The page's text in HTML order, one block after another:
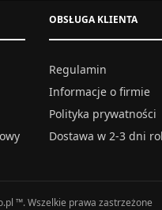
OBSŁUGA KLIENTA
Regulamin
Informacje o firmie
Polityka prywatności
Dostawa w 2-3 dni
™. Wszelkie prawa zastrzeżone